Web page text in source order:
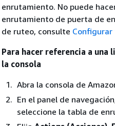
enrutamiento. No puede
enrutamiento de puerta de
de ruteo, consulte
Para hacer referencia a
la consola
Abra la consola de
En el panel de
seleccione la tabla de